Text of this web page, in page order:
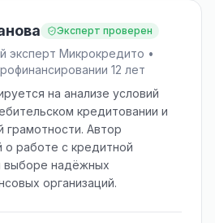
Эксперт проверен
эксперт Микрокредито •
12 лет
на анализе условий
кредитовании и
грамотности. Автор
о работе с кредитной
выборе надёжных
организаций.